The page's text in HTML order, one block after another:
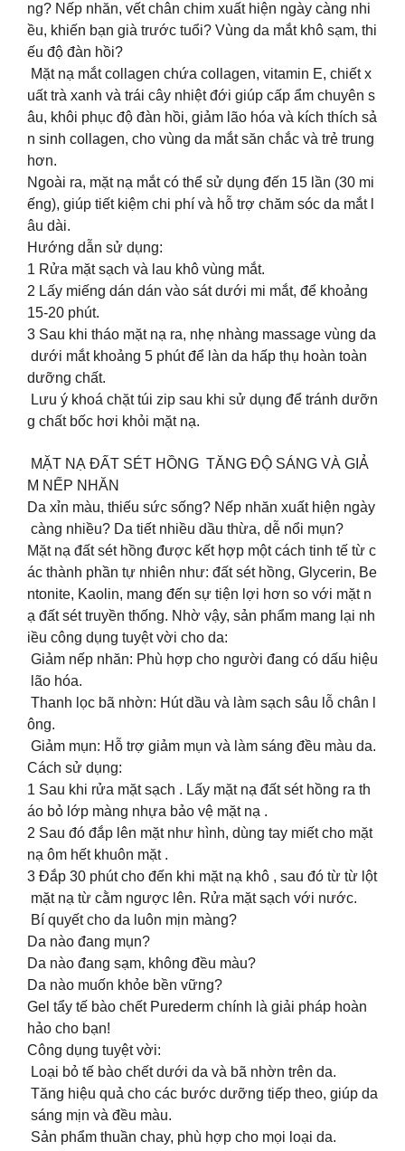
ng? Nếp nhăn, vết chân chim xuất hiện ngày càng nhi
ều, khiến bạn già trước tuổi? Vùng da mắt khô sạm, thi
ếu độ đàn hồi?
Mặt nạ mắt collagen chứa collagen, vitamin E, chiết x
uất trà xanh và trái cây nhiệt đới giúp cấp ẩm chuyên s
âu, khôi phục độ đàn hồi, giảm lão hóa và kích thích sả
n sinh collagen, cho vùng da mắt săn chắc và trẻ trung
hơn.
Ngoài ra, mặt nạ mắt có thể sử dụng đến 15 lần (30 mi
ếng), giúp tiết kiệm chi phí và hỗ trợ chăm sóc da mắt l
âu dài.
Hướng dẫn sử dụng:
1️ Rửa mặt sạch và lau khô vùng mắt.
2️ Lấy miếng dán dán vào sát dưới mi mắt, để khoảng
15-20 phút.
3️ Sau khi tháo mặt nạ ra, nhẹ nhàng massage vùng da
dưới mắt khoảng 5 phút để làn da hấp thụ hoàn toàn
dưỡng chất.
️ Lưu ý khoá chặt túi zip sau khi sử dụng để tránh dưỡn
g chất bốc hơi khỏi mặt nạ.
MẶT NẠ ĐẤT SÉT HỒNG TĂNG ĐỘ SÁNG VÀ GIẢ
M NẾP NHĂN
Da xỉn màu, thiếu sức sống? Nếp nhăn xuất hiện ngày
càng nhiều? Da tiết nhiều dầu thừa, dễ nổi mụn?
Mặt nạ đất sét hồng được kết hợp một cách tinh tế từ c
ác thành phần tự nhiên như: đất sét hồng, Glycerin, Be
ntonite, Kaolin, mang đến sự tiện lợi hơn so với mặt n
ạ đất sét truyền thống. Nhờ vậy, sản phẩm mang lại nh
iều công dụng tuyệt vời cho da:
Giảm nếp nhăn: Phù hợp cho người đang có dấu hiệu
lão hóa.
Thanh lọc bã nhờn: Hút dầu và làm sạch sâu lỗ chân l
ông.
Giảm mụn: Hỗ trợ giảm mụn và làm sáng đều màu da.
Cách sử dụng:
1️ Sau khi rửa mặt sạch . Lấy mặt nạ đất sét hồng ra th
áo bỏ lớp màng nhựa bảo vệ mặt nạ .
2️ Sau đó đắp lên mặt như hình, dùng tay miết cho mặt
nạ ôm hết khuôn mặt .
3️ Đắp 30 phút cho đến khi mặt nạ khô , sau đó từ từ lột
mặt nạ từ cằm ngược lên. Rửa mặt sạch với nước.
Bí quyết cho da luôn mịn màng?
Da nào đang mụn?
Da nào đang sạm, không đều màu?
Da nào muốn khỏe bền vững?
Gel tẩy tế bào chết Purederm chính là giải pháp hoàn
hảo cho bạn!
Công dụng tuyệt vời:
Loại bỏ tế bào chết dưới da và bã nhờn trên da.
Tăng hiệu quả cho các bước dưỡng tiếp theo, giúp da
sáng mịn và đều màu.
Sản phẩm thuần chay, phù hợp cho mọi loại da.